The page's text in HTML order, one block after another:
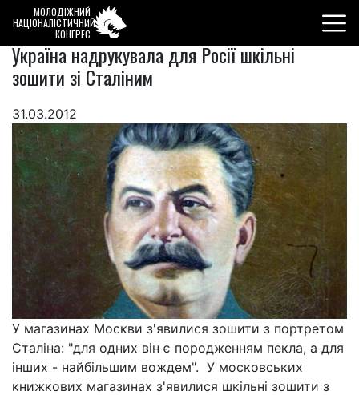
МОЛОДІЖНИЙ
НАЦІОНАЛІСТИЧНИЙ
КОНГРЕС
Україна надрукувала для Росії шкільні
зошити зі Сталіним
31.03.2012
У магазинах Москви з'явилися зошити з портретом
Сталіна: "для одних він є породженням пекла, а для
інших - найбільшим вождем". У московських
книжкових магазинах з'явилися шкільні зошити з